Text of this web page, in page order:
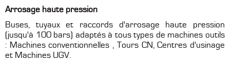
Arrosage haute pression
Buses, tuyaux et raccords d'arrosage haute pression
(jusqu'à 100 bars) adaptés à tous types de machines outils
: Machines conventionnelles , Tours CN, Centres d'usinage
et Machines UGV.